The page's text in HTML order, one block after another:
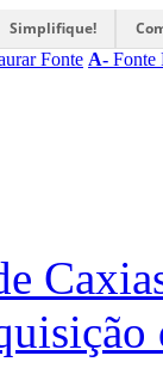
Simplifique!
Fonte A- Fonte